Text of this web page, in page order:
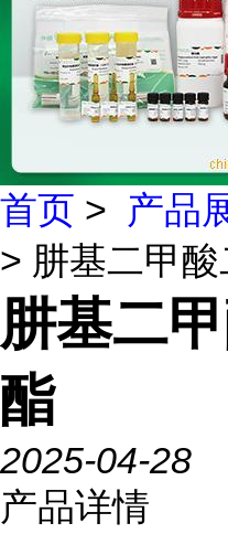
首页 > 产品
> 肼基二甲
肼基二
酯
2025-04-28
产品详情